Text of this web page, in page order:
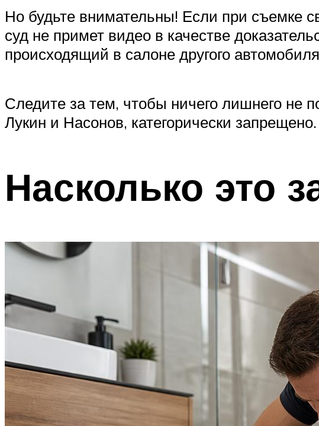
Но будьте внимательны! Если при съемке
суд не примет видео в качестве
происходящий в салоне другого
Следите за тем, чтобы ничего лишнего не
Лукин и Насонов, категорически запрещено.
Насколько это